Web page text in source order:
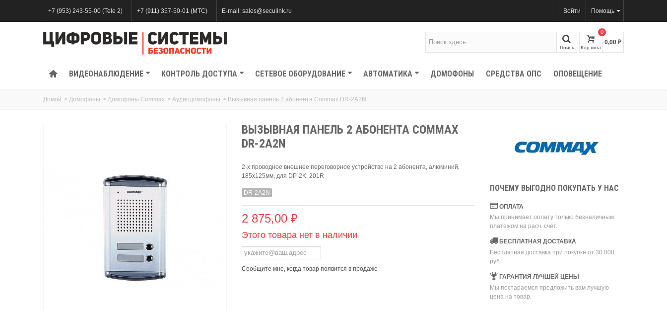
Помощь
+7 (953) 243-55-00 (Tele 2) +7 (911) 357-50-01 (МТС) E-mail: sales@seculink.ru Войти
Поиск Корзина
0
0,00 ₽
ВИДЕОНАБЛЮДЕНИЕ КОНТРОЛЬ ДОСТУПА СЕТЕВОЕ ОБОРУДОВАНИЕ АВТОМАТИКА ДОМОФОНЫ СРЕДСТВА ОПС ОПОВЕЩЕНИЕ
Домой > Домофоны > Домофоны Commax > Аудиодомофоны > Вызывная панель 2 абонента Commax DR-2A2N
ВЫЗЫВНАЯ ПАНЕЛЬ 2 АБОНЕНТА COMMAX
DR-2A2N
2-х проводное внешнее переговорное устройство на 2 абонента, алюминий,
185х125мм, для DP-2K, 201R
DR-2A2N
2 875,00 ₽
Этого товара нет в наличии
Сообщите мне, когда товар появится в продаже
ПОЧЕМУ ВЫГОДНО ПОКУПАТЬ У НАС
ОПЛАТА
Мы принимает оплату только безналичным
платежом на расч. счет.
БЕСПЛАТНАЯ ДОСТАВКА
Бесплатная доставка при покупке от 30 000
руб.
ГАРАНТИЯ ЛУЧШЕЙ ЦЕНЫ
Мы постараемся предложить вам лучшую
цена на товар.